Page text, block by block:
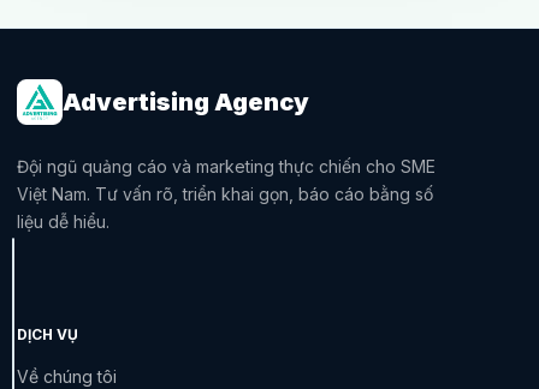
Advertising Agency
Đội ngũ quảng cáo và marketing thực chiến cho SME
Việt Nam. Tư vấn rõ, triển khai gọn, báo cáo bằng số
liệu dễ hiểu.
DỊCH VỤ
Về chúng tôi
0 sản
phẩm